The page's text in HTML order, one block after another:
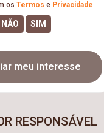
os Termos e Privacidade
meu interesse
RESPONSÁVEL